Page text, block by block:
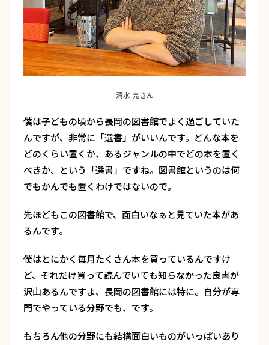
清水 亮さん
僕は子どもの頃から長岡の図書館でよく過ごしていた
んですが、非常に「選書」がいいんです。どんな本を
どのくらい置くか、あるジャンルの中でどの本を置く
べきか、という「選書」ですね。図書館というのは何
でもかんでも置くわけではないので。
先ほどもこの図書館で、面白いなぁと見ていた本があ
るんです。
僕はとにかく毎月たくさん本を買っているんですけ
ど、それだけ買って読んでいても知らなかった良書が
沢山あるんですよ、長岡の図書館には特に。自分が専
門でやっている分野でも、です。
もちろん他の分野にも結構面白いものがいっぱいあり